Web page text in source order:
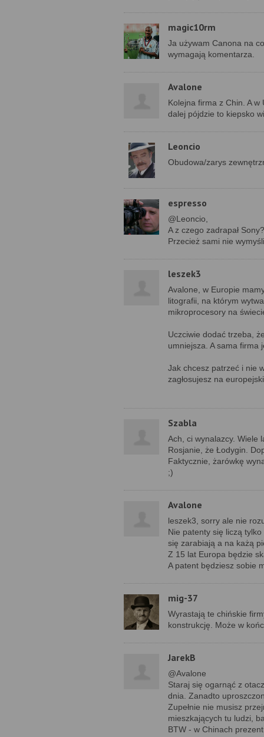
magic10rm
Ja używam Canona na
wymagają komentarza.
Avalone
Kolejna firma z Chin. A
dalej pójdzie to kiepsko
Leoncio
Obudowa/zarys
espresso
@Leoncio,
A z czego zadrapał Sony?
Przecież sami nie
leszek3
Avalone, w Europie
litografii, na którym
mikroprocesory na
Uczciwie dodać trzeba,
umniejsza. A sama firma
Jak chcesz patrzeć i nie
zagłosujesz na
Szabla
Ach, ci wynalazcy. Wiele
Rosjanie, że Łodygin.
Faktycznie, żarówkę
;)
Avalone
leszek3, sorry ale nie
Nie patenty się liczą
się zarabiają a na każą
Z 15 lat Europa będzie
A patent będziesz sobie
mig-37
Wyrastają te chińskie
konstrukcję. Może w
JarekB
@Avalone
Staraj się ogarnąć z
dnia. Zanadto
Zupełnie nie musisz
mieszkających tu ludzi,
BTW - w Chinach